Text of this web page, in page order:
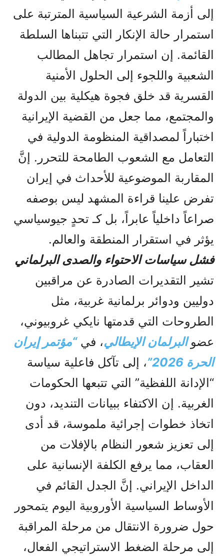
إلى أزمة الشرعية السياسية المترتبة على
استمرار حالة الإنكار التي تتبناها السلطة
القائمة. إن استمرار تجاهل المطالب
الشعبية واللجوء إلى الحلول الأمنية
القسرية قد خلق فجوة هيكلية بين الدولة
والمجتمع، مما جعل من القضية الإيرانية
اختباراً لمصداقية المنظومة الدولية في
التعامل مع الشعوب الطامحة للتحرر. إنَّ
المقاربة الموضوعية للأحداث في إيران
تفرض علينا قراءة المشهد ليس بوصفه
صراعاً داخلياً عابراً، بل كـ تحدٍ جيوسياسي
يؤثر في استقرار المنطقة والعالم.
فشل سياسات الاحتواء والصدى البرلماني
تشير التقديرات الصادرة عن مراقبين
دوليين ودوائر برلمانية غربية، مثل
الطروحات التي قدمتها نايكي غروبيوني،
عضوالبرلمان الإيطالي، في“مؤتمر إيران
الحرة 2026”
، إلى تآكل فاعلية سياسة
“الإدانة اللفظية” التي تتبعها الحكومات
الغربية. إن الاكتفاء ببيانات التنديد، دون
اتخاذ خطوات إجرائية ملموسة، قد أدى
إلى تعزيز شعور النظام بالإفلات من
العقاب، مما يرفع الكلفة الإنسانية على
الداخل الإيراني. إنَّ الجدل القائم في
الأوساط السياسية الأوروبية اليوم يتمحور
حول ضرورة الانتقال من مرحلة المراقبة
إلى مرحلة الضغط الاستراتيجي الفعال،